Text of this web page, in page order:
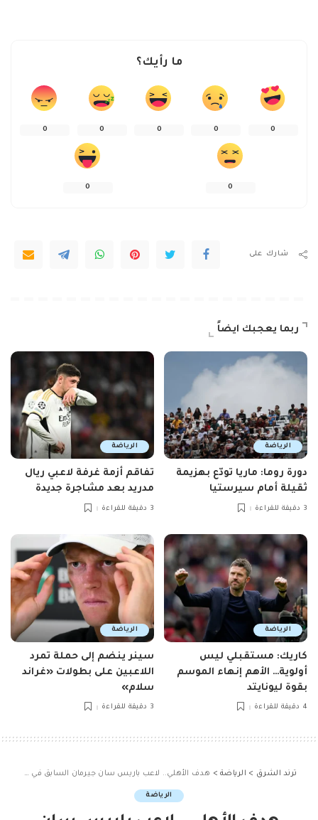
ما رأيك؟
0
0
0
0
0
0
0
شارك على
ربما يعجبك ايضاً
الرياضة
دورة روما: ماريا تودّع بهزيمة
ثقيلة أمام سيرستيا
3 دقيقة للقراءة
الرياضة
تفاقم أزمة غرفة لاعبي ريال
مدريد بعد مشاجرة جديدة
3 دقيقة للقراءة
الرياضة
كاريك: مستقبلي ليس
أولوية… الأهم إنهاء الموسم
بقوة ليونايتد
4 دقيقة للقراءة
الرياضة
سينر ينضم إلى حملة تمرد
اللاعبين على بطولات «غراند
سلام»
3 دقيقة للقراءة
ترند الشرق > الرياضة> هدف الأهلي.. لاعب باريس سان جيرمان السابق في محادثات مع نادِ فرنسي
الرياضة